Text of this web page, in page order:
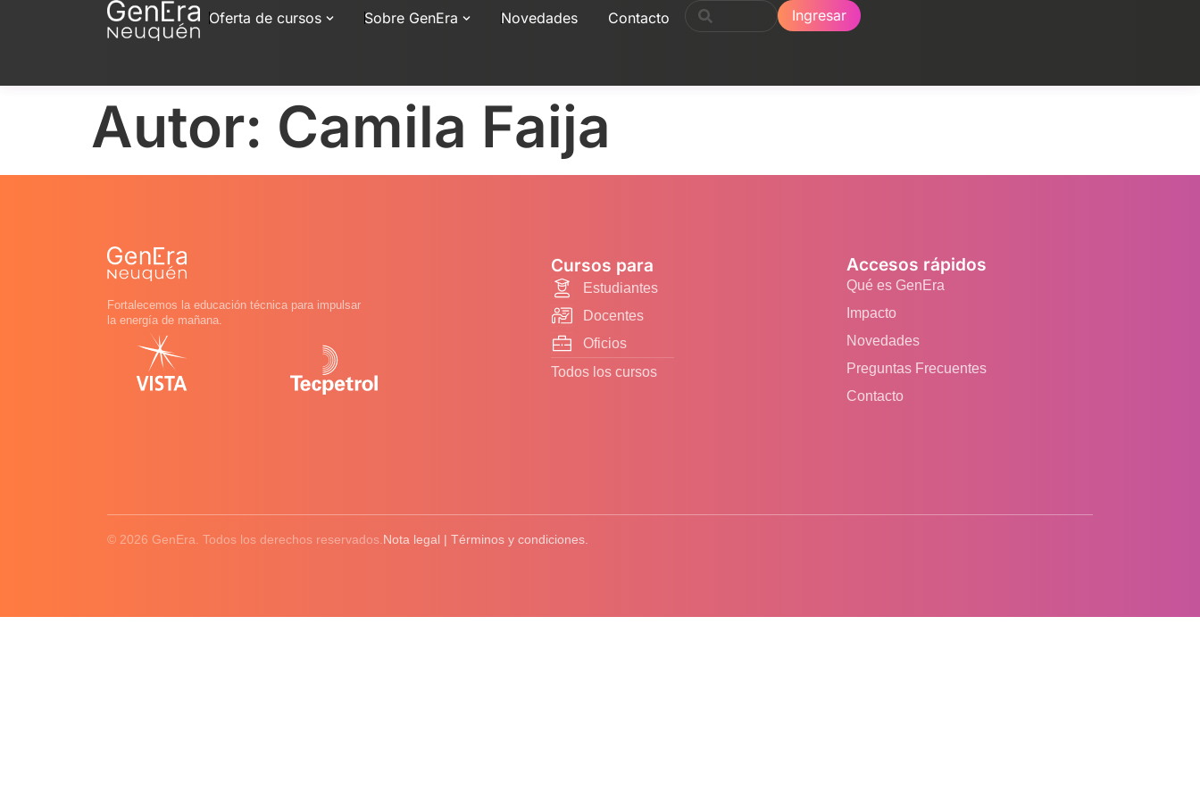
Oferta de cursos Sobre GenEra Novedades Contacto Ingresar
Autor: Camila Faija
Fortalecemos la educación técnica para impulsar
la energía de mañana.
Cursos para
Estudiantes
Docentes
Oficios
Todos los cursos
Accesos rápidos
Qué es GenEra
Impacto
Novedades
Preguntas Frecuentes
Contacto
© 2026 GenEra. Todos los derechos reservados. Nota legal | Términos y condiciones.